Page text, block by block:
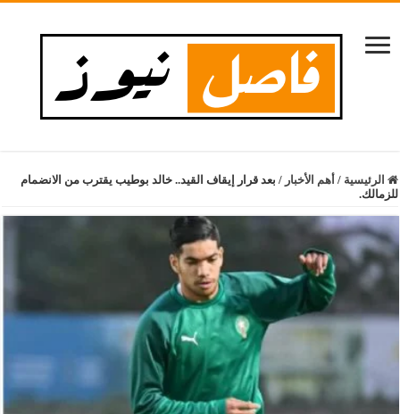
الرئيسية / أهم الأخبار / بعد قرار إيقاف القيد.. خالد بوطيب يقترب من الانضمام
للزمالك.